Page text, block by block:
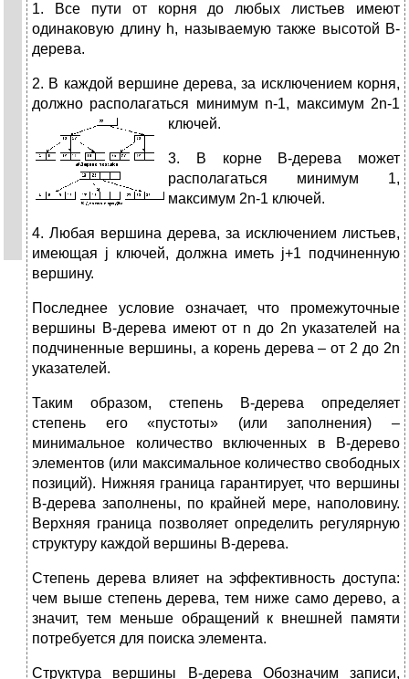
1. Все пути от корня до любых листьев имеют
одинаковую длину h, называемую также высотой В-
дерева.
2. В каждой вершине дерева, за исключением корня,
должно располагаться минимум n-1, максимум 2n-1
ключей.
3. В корне В-дерева может
располагаться минимум 1,
максимум 2n-1 ключей.
4. Любая вершина дерева, за исключением листьев,
имеющая j ключей, должна иметь j+1 подчиненную
вершину.
Последнее условие означает, что промежуточные
вершины В-дерева имеют от n до 2n указателей на
подчиненные вершины, а корень дерева – от 2 до 2n
указателей.
Таким образом, степень В-дерева определяет
степень его «пустоты» (или заполнения) –
минимальное количество включенных в В-дерево
элементов (или максимальное количество свободных
позиций). Нижняя граница гарантирует, что вершины
В-дерева заполнены, по крайней мере, наполовину.
Верхняя граница позволяет определить регулярную
структуру каждой вершины В-дерева.
Степень дерева влияет на эффективность доступа:
чем выше степень дерева, тем ниже само дерево, а
значит, тем меньше обращений к внешней памяти
потребуется для поиска элемента.
Структура вершины В-дерева Обозначим записи,